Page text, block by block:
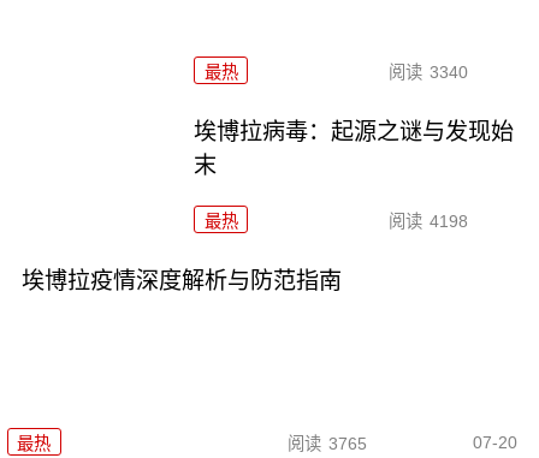
最热 阅读 3340
埃博拉病毒：起源之谜与发现始
末
最热 阅读 4198
埃博拉疫情深度解析与防范指南
最热 阅读 3765 07-20